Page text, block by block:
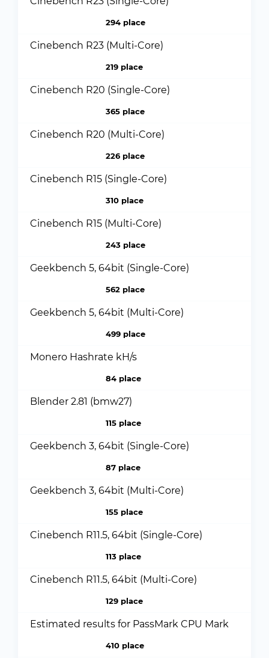
294 place
Cinebench R23 (Multi-Core)
219 place
Cinebench R20 (Single-Core)
365 place
Cinebench R20 (Multi-Core)
226 place
Cinebench R15 (Single-Core)
310 place
Cinebench R15 (Multi-Core)
243 place
Geekbench 5, 64bit (Single-Core)
562 place
Geekbench 5, 64bit (Multi-Core)
499 place
Monero Hashrate kH/s
84 place
Blender 2.81 (bmw27)
115 place
Geekbench 3, 64bit (Single-Core)
87 place
Geekbench 3, 64bit (Multi-Core)
155 place
Cinebench R11.5, 64bit (Single-Core)
113 place
Cinebench R11.5, 64bit (Multi-Core)
129 place
Estimated results for PassMark CPU Mark
410 place